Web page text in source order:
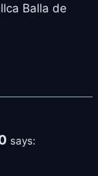
Balla de
says: